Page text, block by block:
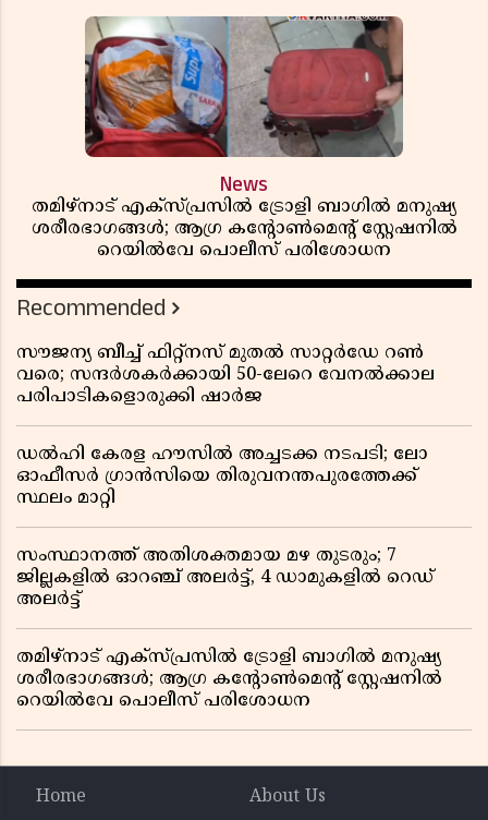
News
തമിഴ്‌നാട് എക്സ്പ്രസിൽ ട്രോളി ബാഗിൽ മനുഷ്യ
ശരീരഭാഗങ്ങൾ; ആഗ്ര കൻ്റോൺമെൻ്റ് സ്റ്റേഷനിൽ
റെയിൽവേ പൊലീസ് പരിശോധന
Recommended
സൗജന്യ ബീച്ച് ഫിറ്റ്നസ് മുതൽ സാറ്റർഡേ റൺ
വരെ; സന്ദർശകർക്കായി 50-ലേറെ വേനൽക്കാല
പരിപാടികളൊരുക്കി ഷാർജ
ഡൽഹി കേരള ഹൗസിൽ അച്ചടക്ക നടപടി; ലോ
ഓഫീസർ ഗ്രാൻസിയെ തിരുവനന്തപുരത്തേക്ക്
സ്ഥലം മാറ്റി
സംസ്ഥാനത്ത് അതിശക്തമായ മഴ തുടരും; 7
ജില്ലകളിൽ ഓറഞ്ച് അലർട്ട്, 4 ഡാമുകളിൽ റെഡ്
അലർട്ട്
തമിഴ്‌നാട് എക്സ്പ്രസിൽ ട്രോളി ബാഗിൽ മനുഷ്യ
ശരീരഭാഗങ്ങൾ; ആഗ്ര കൻ്റോൺമെൻ്റ് സ്റ്റേഷനിൽ
റെയിൽവേ പൊലീസ് പരിശോധന
Home
About Us